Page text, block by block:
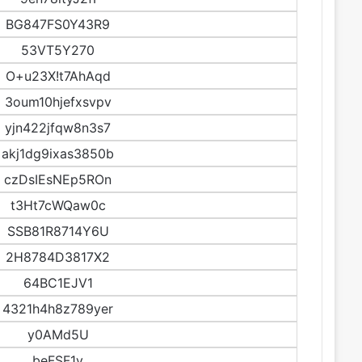
BG847FS0Y43R9
53VT5Y270
O+u23X!t7AhAqd
3oum10hjefxsvpv
yjn422jfqw8n3s7
akj1dg9ixas3850b
czDsIEsNEp5ROn
t3Ht7cWQaw0c
SSB81R8714Y6U
2H8784D3817X2
64BC1EJV1
4321h4h8z789yer
y0AMd5U